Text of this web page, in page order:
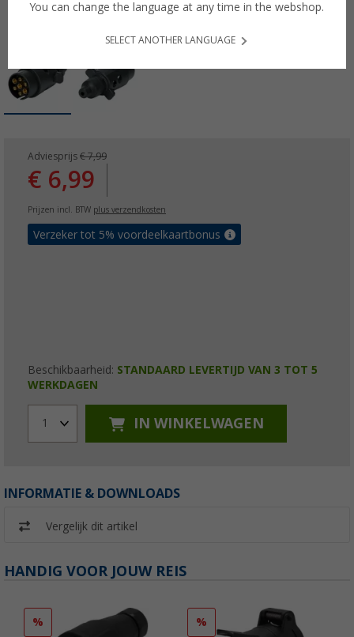
Adviesprijs € 7,99
€ 6,99
Prijzen incl. BTW plus verzendkosten
Verzeker tot 5% voordeelkaartbonus
Beschikbaarheid: STANDAARD LEVERTIJD VAN 3 TOT 5
WERKDAGEN
1 IN WINKELWAGEN
INFORMATIE & DOWNLOADS
Vergelijk dit artikel
HANDIG VOOR JOUW REIS
% %
You can change the language at any time in the webshop.
SELECT ANOTHER LANGUAGE